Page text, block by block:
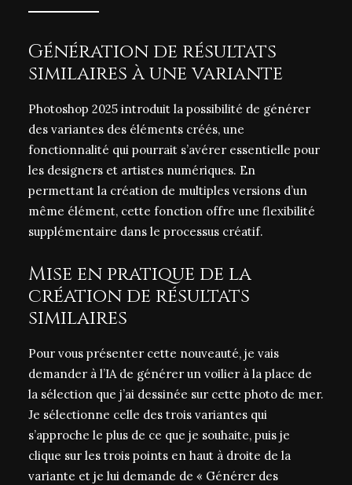
Génération de résultats
similaires à une variante
Photoshop 2025 introduit la possibilité de générer
des variantes des éléments créés, une
fonctionnalité qui pourrait s’avérer essentielle pour
les designers et artistes numériques. En
permettant la création de multiples versions d’un
même élément, cette fonction offre une flexibilité
supplémentaire dans le processus créatif.
Mise en pratique de la
création de résultats
similaires
Pour vous présenter cette nouveauté, je vais
demander à l’IA de générer un voilier à la place de
la sélection que j’ai dessinée sur cette photo de mer.
Je sélectionne celle des trois variantes qui
s’approche le plus de ce que je souhaite, puis je
clique sur les trois points en haut à droite de la
variante et je lui demande de « Générer des